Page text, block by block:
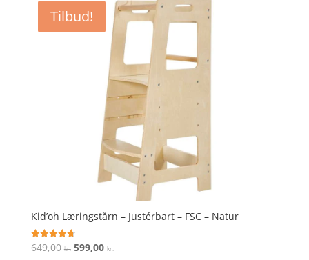
var:
649,00 kr..
er:
499,00 kr..
Tilbud!
Kid’oh Læringstårn – Justérbart – FSC – Natur
Vurderet
4.7
649,00kr. Den
599,00 kr.